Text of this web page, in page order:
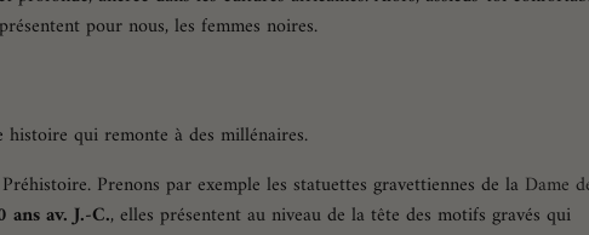
pour nous, les femmes noires.
histoire qui remonte à des millénaires.
Prenons par exemple les statuettes gravettiennes de la Dame
ans av. J.-C., elles présentent au niveau de la tête des motifs gravés qui